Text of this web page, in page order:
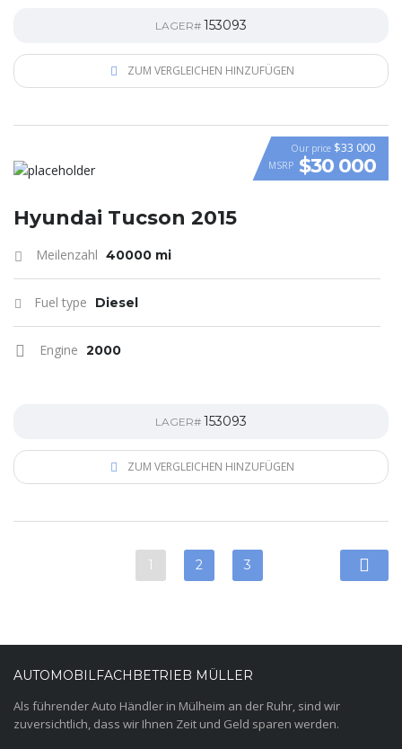
LAGER# 153093
ZUM VERGLEICHEN HINZUFÜGEN
VIDEO
Our price $33 000
MSRP $30 000
Hyundai Tucson 2015
Meilenzahl 40000 mi
Fuel type Diesel
Engine 2000
LAGER# 153093
ZUM VERGLEICHEN HINZUFÜGEN
1 2 3
AUTOMOBILFACHBETRIEB MÜLLER
Als führender Auto Händler in Mülheim an der Ruhr, sind wir
zuversichtlich, dass wir Ihnen Zeit und Geld sparen werden.